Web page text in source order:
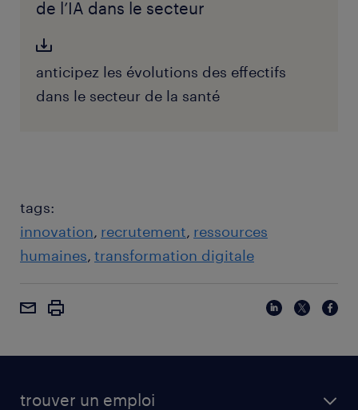
de l’IA dans le secteur
anticipez les évolutions des effectifs
dans le secteur de la santé
tags:
innovation recrutement ressources
humaines transformation digitale
trouver un emploi